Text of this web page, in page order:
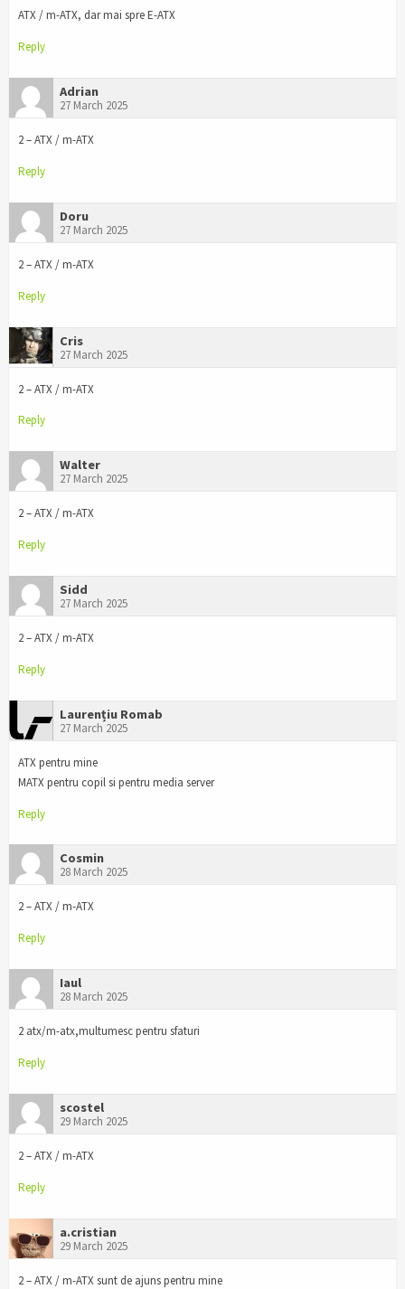
ATX / m-ATX, dar mai spre E-ATX
Reply
Adrian
27 March 2025
2 – ATX / m-ATX
Reply
Doru
27 March 2025
2 – ATX / m-ATX
Reply
Cris
27 March 2025
2 – ATX / m-ATX
Reply
Walter
27 March 2025
2 – ATX / m-ATX
Reply
Sidd
27 March 2025
2 – ATX / m-ATX
Reply
Laurențiu Romab
27 March 2025
ATX pentru mine
MATX pentru copil si pentru media server
Reply
Cosmin
28 March 2025
2 – ATX / m-ATX
Reply
Iaul
28 March 2025
2 atx/m-atx,multumesc pentru sfaturi
Reply
scostel
29 March 2025
2 – ATX / m-ATX
Reply
a.cristian
29 March 2025
2 – ATX / m-ATX sunt de ajuns pentru mine